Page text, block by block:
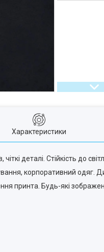
Характеристики
деталі. Стійкість до
корпоративний одяг.
принта. Будь-які